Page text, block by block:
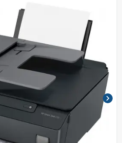
chevron_right